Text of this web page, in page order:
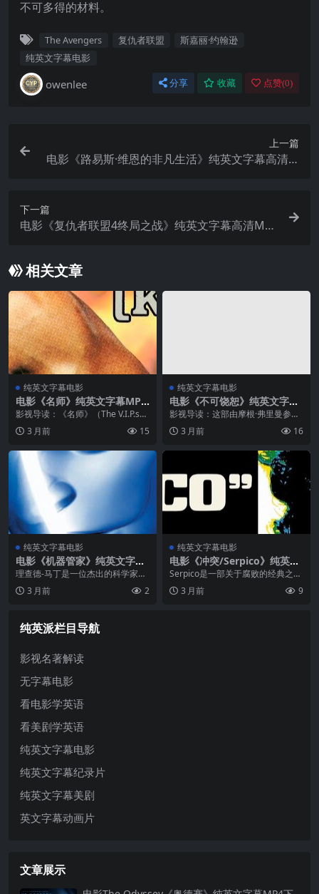
不可多得的材料。
The Avengers 复仇者联盟
斯嘉丽·约翰逊
纯英文字幕电影
owenlee 分享 收藏 点赞(0)
上一篇
电影《路易斯·维恩的非凡生活》纯英文字幕高清M
下一篇
电影《复仇者联盟4终局之战》纯英文字幕高清MP
相关文章
纯英文字幕电影
电影《名师》纯英文字幕MP4
下载
影视导读：《名师》（The V.I.P.s）
是1963年上映的英国喜剧电影，由
维克托·坎宁安执导，伊丽莎白·泰勒
敦希思罗机场为背...
3 月前 15
纯英文字幕电影
电影《不可饶恕》纯英文字幕
MP4下载
影视导读：这部由摩根·弗里曼参演
的Unforgiven（2026）自上映以来
便以其深刻的主题和精湛的表演赢
独特的磁性嗓音和沉稳的演...
3 月前 16
纯英文字幕电影
电影《机器管家》纯英文字幕
高清MP4下载
理查德-马丁是一位杰出的科学家，
他发明了一台具有人工智能的机器
人，取名安德鲁。安德鲁是世界上
鲁当作礼...
3 月前 2
纯英文字幕电影
电影《冲突/Serpico》纯英文
字幕高清MP4下载
Serpico是一部关于腐败的经典之
作，由阿尔·帕西诺领衔主演。阿尔·
帕西诺在此片贡献了极具张力的表
3 月前 9
纯英派栏目导航
影视名著解读
无字幕电影
看电影学英语
看美剧学英语
纯英文字幕电影
纯英文字幕纪录片
纯英文字幕美剧
英文字幕动画片
文章展示